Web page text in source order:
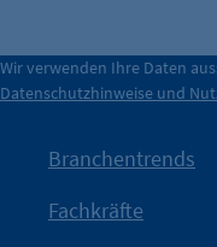
mit Haltung.
Die Unternehmer
der Berliner
Durch ihre
Wir verwenden Ihre Daten
Datenschutzhinweise und
Branchentrends
Fachkräfte